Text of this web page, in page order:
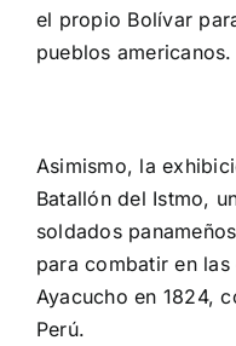
el propio Bolívar
pueblos americanos.
Asimismo, la
Batallón del Istmo,
soldados
para combatir en
Ayacucho en 1824,
Perú.